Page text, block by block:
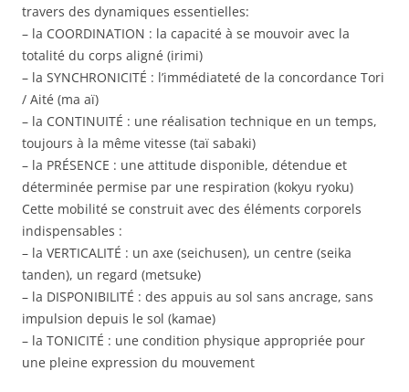
travers des dynamiques essentielles:
– la COORDINATION : la capacité à se mouvoir avec la
totalité du corps aligné (irimi)
– la SYNCHRONICITÉ : l’immédiateté de la concordance Tori
/ Aité (ma aï)
– la CONTINUITÉ : une réalisation technique en un temps,
toujours à la même vitesse (taï sabaki)
– la PRÉSENCE : une attitude disponible, détendue et
déterminée permise par une respiration (kokyu ryoku)
Cette mobilité se construit avec des éléments corporels
indispensables :
– la VERTICALITÉ : un axe (seichusen), un centre (seika
tanden), un regard (metsuke)
– la DISPONIBILITÉ : des appuis au sol sans ancrage, sans
impulsion depuis le sol (kamae)
– la TONICITÉ : une condition physique appropriée pour
une pleine expression du mouvement